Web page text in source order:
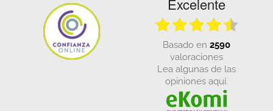
Excelente
basado en 2590
valoraciones
Lea algunas de las
opiniones aquí.